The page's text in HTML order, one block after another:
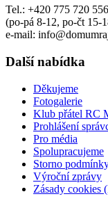
Tel.: +420 775 720 556
(po-pá 8-12, po-čt 15-
e-mail:
Další nabídka
Děkujeme
Fotogalerie
Klub přátel RC
Prohlášení
Pro média
Spolupracujeme
Storno
Výroční zprávy
Zásady cookies